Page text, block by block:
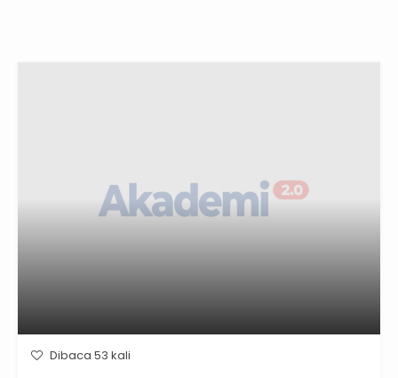
Dibaca 53 kali